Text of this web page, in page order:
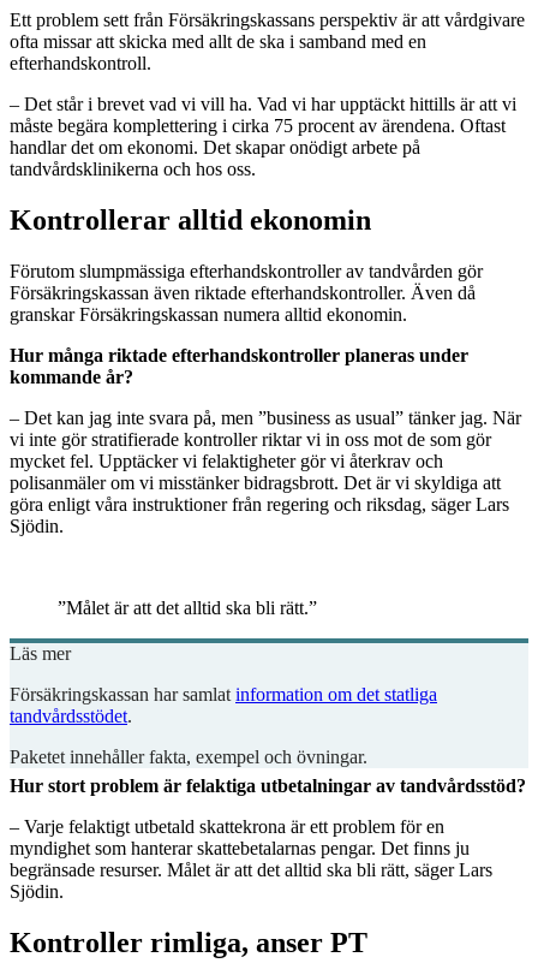
Ett problem sett från Försäkringskassans perspektiv är att vårdgivare
ofta missar att skicka med allt de ska i samband med en
efterhandskontroll.
– Det står i brevet vad vi vill ha. Vad vi har upptäckt hittills är att vi
måste begära komplettering i cirka 75 procent av ärendena. Oftast
handlar det om ekonomi. Det skapar onödigt arbete på
tandvårdsklinikerna och hos oss.
Kontrollerar alltid ekonomin
Förutom slumpmässiga efterhandskontroller av tandvården gör
Försäkringskassan även riktade efterhandskontroller. Även då
granskar Försäkringskassan numera alltid ekonomin.
Hur många riktade efterhandskontroller planeras under
kommande år?
– Det kan jag inte svara på, men ”business as usual” tänker jag. När
vi inte gör stratifierade kontroller riktar vi in oss mot de som gör
mycket fel. Upptäcker vi felaktigheter gör vi återkrav och
polisanmäler om vi misstänker bidragsbrott. Det är vi skyldiga att
göra enligt våra instruktioner från regering och riksdag, säger Lars
Sjödin.
”Målet är att det alltid ska bli rätt.”
Läs mer
Försäkringskassan har samlat information om det statliga
tandvårdsstödet.
Paketet innehåller fakta, exempel och övningar.
Hur stort problem är felaktiga utbetalningar av tandvårdsstöd?
– Varje felaktigt utbetald skattekrona är ett problem för en
myndighet som hanterar skattebetalarnas pengar. Det finns ju
begränsade resurser. Målet är att det alltid ska bli rätt, säger Lars
Sjödin.
Kontroller rimliga, anser PT